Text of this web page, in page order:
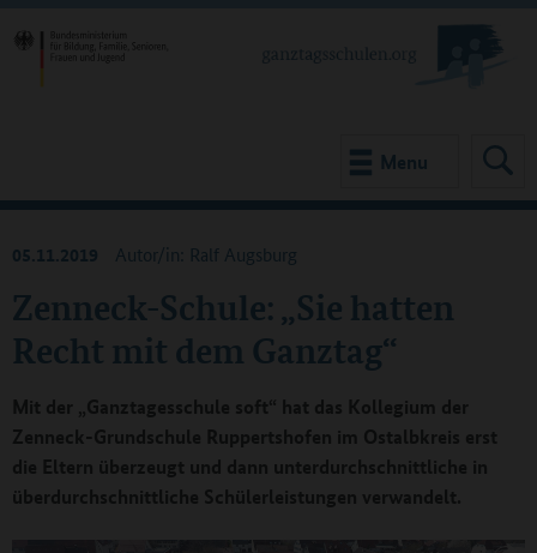
Menu
Zenneck-Schule: „Sie hatten
Recht mit dem Ganztag“
05.11.2019 Autor/in: Ralf Augsburg
Mit der „Ganztagesschule soft“ hat das Kollegium der
Zenneck-Grundschule Ruppertshofen im Ostalbkreis erst
die Eltern überzeugt und dann unterdurchschnittliche in
überdurchschnittliche Schülerleistungen verwandelt.